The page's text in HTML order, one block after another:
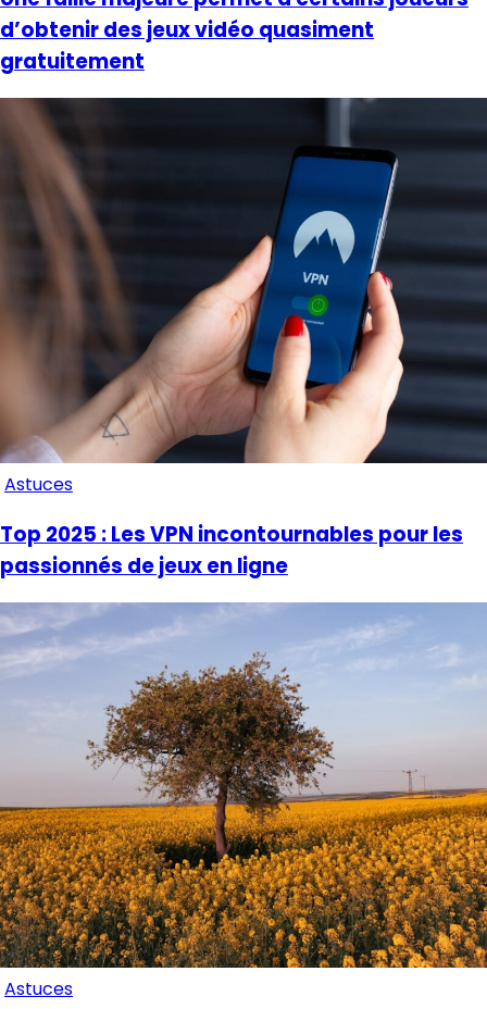
d’obtenir des jeux vidéo quasiment
gratuitement
Astuces
Top 2025 : Les VPN incontournables pour les
passionnés de jeux en ligne
Astuces